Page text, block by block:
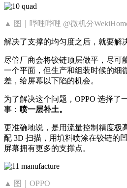
▲ 图｜哔哩哔哩 @微机分
解决了支撑的均匀度之后，就要解
尽管厂商会将铰链顶层做平，尽可
一个平面，但生产和组装时候的细
差，给屏幕以下陷的机会。
为了解决这个问题，OPPO 选择了
事： 喷一层补土。
更准确地说，是用流量控制精度极
配 3D 扫描，用填料喷涂在铰链的
屏幕拥有更多的支撑点。
▲ 图｜OPPO